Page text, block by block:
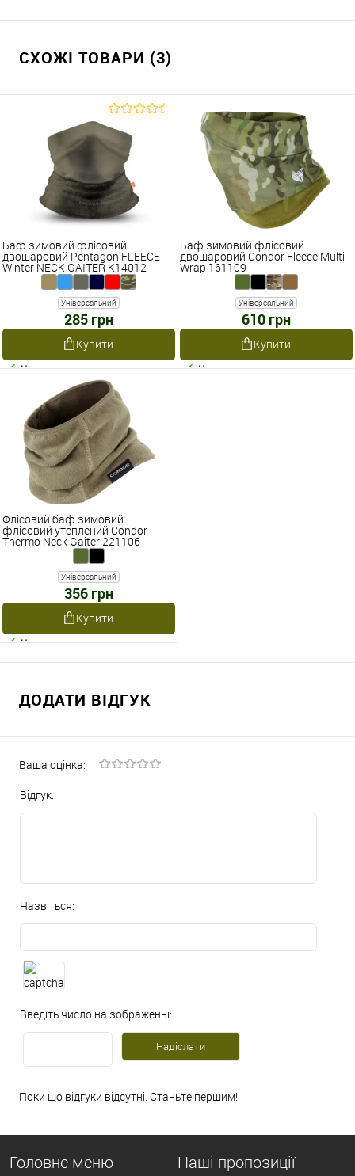
СХОЖІ ТОВАРИ (3)
Баф зимовий флісовий
двошаровий Pentagon FLEECE
Winter NECK GAITER K14012
Універсальний
285 грн
Купити
Наявне
Баф зимовий флісовий
двошаровий Condor Fleece Multi-
Wrap 161109
Універсальний
610 грн
Купити
Наявне
Флісовий баф зимовий
флісовий утеплений Condor
Thermo Neck Gaiter 221106
Універсальний
356 грн
Купити
Наявне
ДОДАТИ ВІДГУК
Ваша оцінка:
Відгук:
Назвіться:
Введіть число на зображенні:
Поки що відгуки відсутні. Станьте першим!
Головне меню Наші пропозиції